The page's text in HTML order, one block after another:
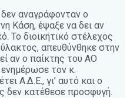
αναγράφονταν ο
Κάση, έψαξε να δει αν
Το διοικητικό στέλεχος
απευθύνθηκε στην
αν ο παίκτης του ΑΟ
τον κ.
Α.Δ.Ε., γι’ αυτό και ο
δεν κατέθεσε προσφυγή.